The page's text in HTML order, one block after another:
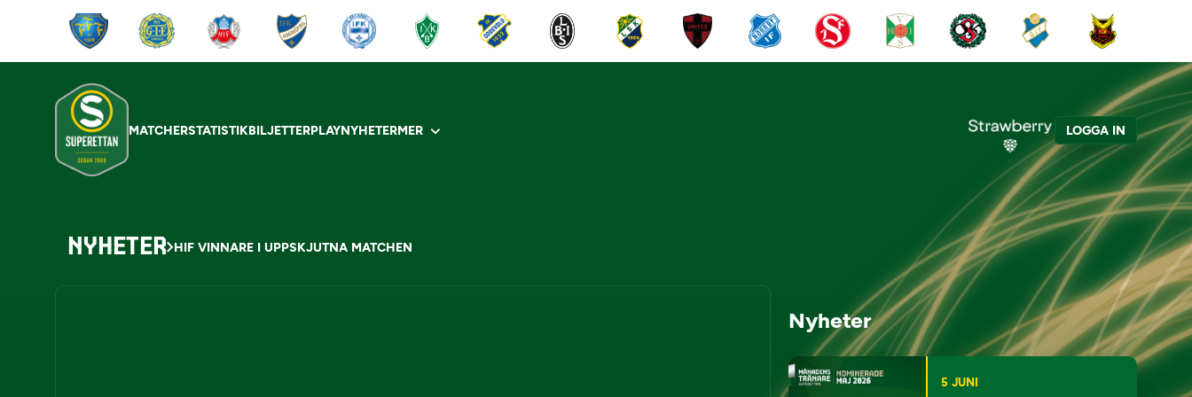
MATCHERSTATISTIKBILJETTERPLAYNYHETERMER LOGGA IN
NYHETER HIF VINNARE I UPPSKJUTNA MATCHEN
Nyheter
5 JUNI